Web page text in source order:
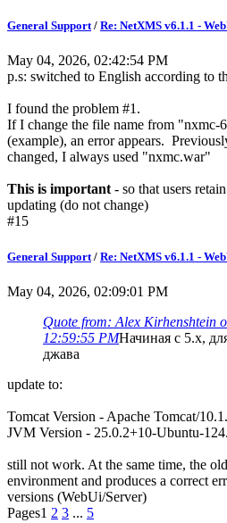
General Support/ Re: NetXMS v6.1.1 -
May 04, 2026, 02:42:54 PM
p.s: switched to English according to
I found the problem #1.
If I change the file name from
(example), an error appears.
changed, I always used "nxmc.war"
This is important - so that users
updating (do not change)
#15
General Support / Re: NetXMS v6.1.1 -
May 04, 2026, 02:09:01 PM
Quote from: Alex Kirhenshtein
12:59:55 PMНачиная с 5.x,
джава
update to:
Tomcat Version - Apache Tomcat/
JVM Version - 25.0.2+10-Ubuntu-
still not work. At the same time, the
environment and produces a correct
versions (WebUi/Server)
Pages1 2 3 ... 5